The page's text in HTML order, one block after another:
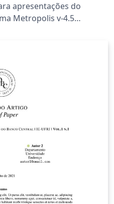
apresentações do
v-4.5